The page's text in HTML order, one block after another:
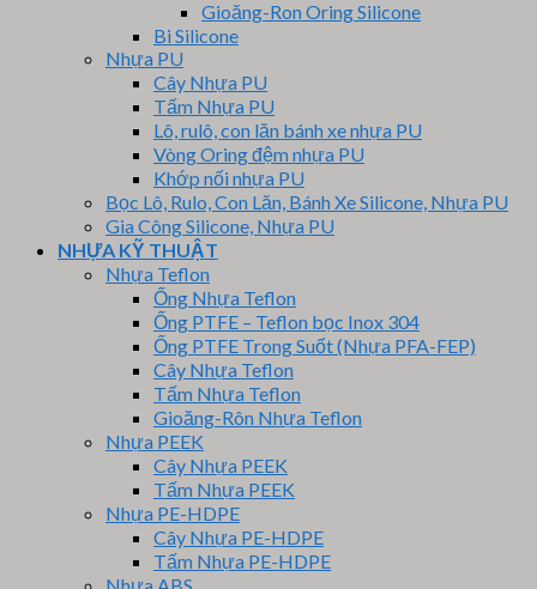
Gioăng-Ron Oring Silicone
Bi Silicone
Nhựa PU
Cây Nhựa PU
Tấm Nhựa PU
Lô, rulô, con lăn bánh xe nhựa PU
Vòng Oring đệm nhựa PU
Khớp nối nhựa PU
Bọc Lô, Rulo, Con Lăn, Bánh Xe Silicone, Nhựa PU
Gia Công Silicone, Nhựa PU
NHỰA KỸ THUẬT
Nhựa Teflon
Ống Nhựa Teflon
Ống PTFE – Teflon bọc Inox 304
Ống PTFE Trong Suốt (Nhựa PFA-FEP)
Cây Nhựa Teflon
Tấm Nhựa Teflon
Gioăng-Rôn Nhựa Teflon
Nhựa PEEK
Cây Nhựa PEEK
Tấm Nhựa PEEK
Nhựa PE-HDPE
Cây Nhựa PE-HDPE
Tấm Nhựa PE-HDPE